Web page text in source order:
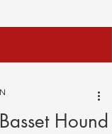
Hound